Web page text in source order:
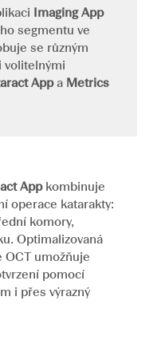
Imaging App
segmentu ve
se různým
volitelnými
Appa Metrics
Appkombinuje
operace katarakty:
komory,
Optimalizovaná
OCT umožňuje
pomocí
i přes výrazný